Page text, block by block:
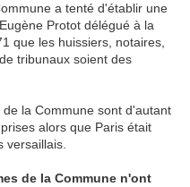
a tenté d'établir une
Protot délégué à la
que les huissiers, notaires,
tribunaux soient des
la Commune sont d'autant
alors que Paris était
versaillais.
de la Commune n'ont